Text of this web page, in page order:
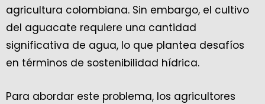
agricultura colombiana. Sin embargo, el cultivo
del aguacate requiere una cantidad
significativa de agua, lo que plantea desafíos
en términos de sostenibilidad hídrica.
Para abordar este problema, los agricultores